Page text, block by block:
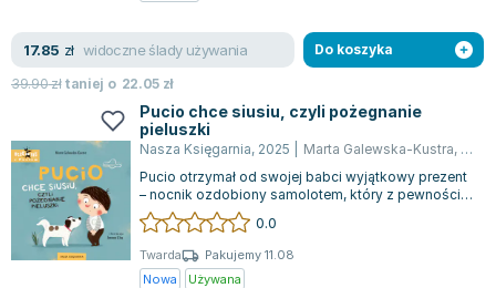
Maddie Ziegler
Leszek Czarnecki
Joanna Racewicz
Maria Seweryn
Janina Zającówna
Eric Helms
Anna Prus (oprac.)
Nela Mała Reporterka
17.85 zł widoczne ślady używania
39.90złtaniej o 22.05 zł
Do koszyka
Pucio chce siusiu, czyli pożegnanie
pieluszki
Nasza Księgarnia, 2025 Marta Galewska-Kustra,
Pucio otrzymał od swojej babci wyjątkowy prezent
– nocnik ozdobiony samolotem, który z pewnością
jest najpiękniejszy. Przed nim te...
0.0
Twarda
Pakujemy 11.08
Nowa
Używana